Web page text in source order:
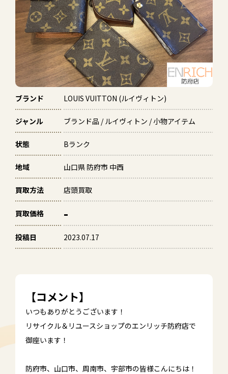
ブランド LOUIS VUITTON (ルイヴィトン)
ジャンル ブランド品 / ルイヴィトン / 小物アイテム
状態 Bランク
地域 山口県 防府市 中西
買取方法 店頭買取
買取価格 -
投稿日 2023.07.17
【コメント】
いつもありがとうございます！
リサイクル＆リユースショップのエンリッチ防府店で
御座います！
防府市、山口市、周南市、宇部市の皆様こんにちは！